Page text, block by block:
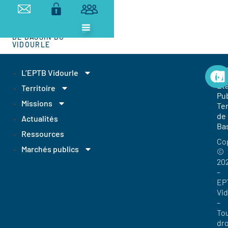
ETABLISSEMENT
DE BASSIN DU
VIDOURLE
L’EPTB Vidourle
Territoire
Missions
Actualités
Ressources
Marchés publics
de
©
–
–